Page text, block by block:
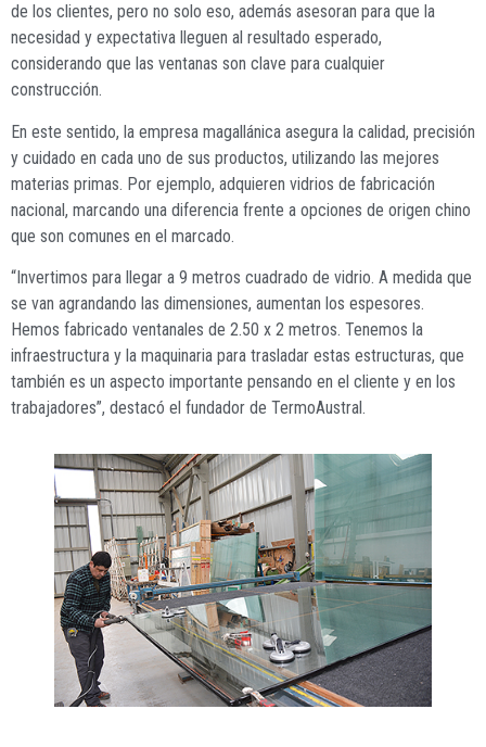
de los clientes, pero no solo eso, además asesoran para que la
necesidad y expectativa lleguen al resultado esperado,
considerando que las ventanas son clave para cualquier
construcción.
En este sentido, la empresa magallánica asegura la calidad, precisión
y cuidado en cada uno de sus productos, utilizando las mejores
materias primas. Por ejemplo, adquieren vidrios de fabricación
nacional, marcando una diferencia frente a opciones de origen chino
que son comunes en el marcado.
“Invertimos para llegar a 9 metros cuadrado de vidrio. A medida que
se van agrandando las dimensiones, aumentan los espesores.
Hemos fabricado ventanales de 2.50 x 2 metros. Tenemos la
infraestructura y la maquinaria para trasladar estas estructuras, que
también es un aspecto importante pensando en el cliente y en los
trabajadores”, destacó el fundador de TermoAustral.